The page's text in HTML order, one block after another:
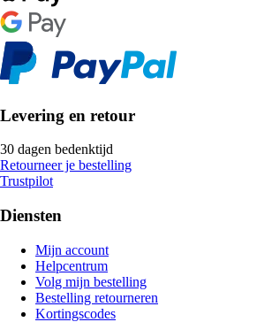
Levering en retour
30 dagen bedenktijd
Retourneer je bestelling
Trustpilot
Diensten
Mijn account
Helpcentrum
Volg mijn bestelling
Bestelling retourneren
Kortingscodes